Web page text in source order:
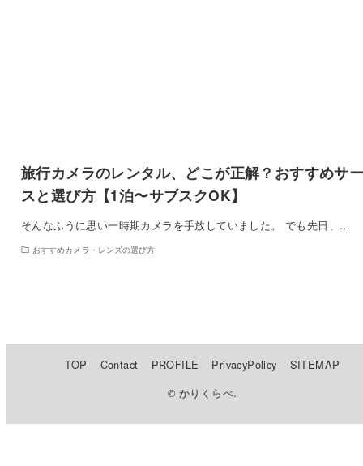
旅行カメラのレンタル、どこが正解？おすすめサ
スと選び方【1泊〜サブスクOK】
そんなふうに思い一時期カメラを手放していました。 でも先日、…
おすすめカメラ・レンズの選び方
TOP Contact PROFILE PrivacyPolicy
SITEMAP
© かりくらべ.